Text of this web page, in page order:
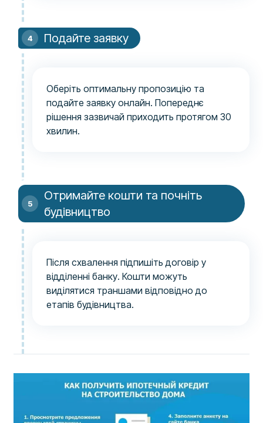
Подайте заявку
Оберіть оптимальну пропозицію та
подайте заявку онлайн. Попереднє
рішення зазвичай приходить протягом 30
хвилин.
Отримайте кошти та почніть
будівництво
Після схвалення підпишіть договір у
відділенні банку. Кошти можуть
виділятися траншами відповідно до
етапів будівництва.